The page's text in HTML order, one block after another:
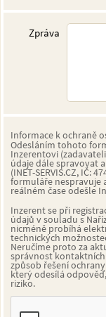
Zpráva
Informace k ochraně
Odesláním tohoto
Inzerentovi (zadavateli
údaje dále spravovat
(INET-SERVIS.CZ, IČ: 47494433) data odeslaná
formuláře nespravuje
reálném čase
Inzerent se při
údajů v souladu s Nařízením (EU) 2016/679 (GDPR).
nicméně probíhá
technických
Neručíme proto za aktuálnost ani správnost
správnost
způsob řešení ochrany osobních údajů na straně Inzerenta. Uživatel,
který odesílá odpověď, svěřuje
riziko.